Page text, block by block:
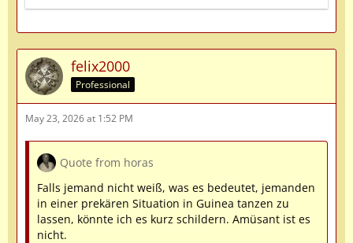
felix2000
Professional
May 23, 2026 at 1:52 PM
Quote from horas
Falls jemand nicht weiß, was es bedeutet, jemanden
in einer prekären Situation in Guinea tanzen zu
lassen, könnte ich es kurz schildern. Amüsant ist es
nicht.